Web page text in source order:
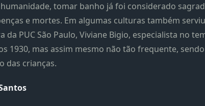
tomar banho já foi considerado
e mortes. Em algumas culturas também
da PUC São Paulo, Viviane Bigio, especialista no
1930, mas assim mesmo não tão frequente,
das crianças.